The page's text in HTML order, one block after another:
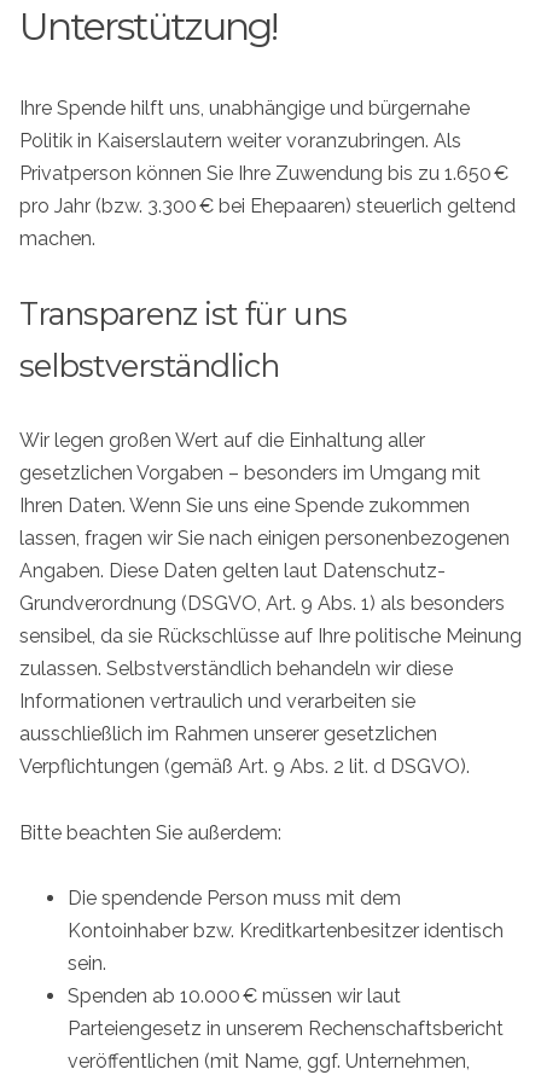
Unterstützung!
Ihre Spende hilft uns, unabhängige und bürgernahe
Politik in Kaiserslautern weiter voranzubringen. Als
Privatperson können Sie Ihre Zuwendung bis zu 1.650 €
pro Jahr (bzw. 3.300 € bei Ehepaaren) steuerlich geltend
machen.
Transparenz ist für uns
selbstverständlich
Wir legen großen Wert auf die Einhaltung aller
gesetzlichen Vorgaben – besonders im Umgang mit
Ihren Daten. Wenn Sie uns eine Spende zukommen
lassen, fragen wir Sie nach einigen personenbezogenen
Angaben. Diese Daten gelten laut Datenschutz-
Grundverordnung (DSGVO, Art. 9 Abs. 1) als besonders
sensibel, da sie Rückschlüsse auf Ihre politische Meinung
zulassen. Selbstverständlich behandeln wir diese
Informationen vertraulich und verarbeiten sie
ausschließlich im Rahmen unserer gesetzlichen
Verpflichtungen (gemäß Art. 9 Abs. 2 lit. d DSGVO).
Bitte beachten Sie außerdem:
Die spendende Person muss mit dem
Kontoinhaber bzw. Kreditkartenbesitzer identisch
sein.
Spenden ab 10.000 € müssen wir laut
Parteiengesetz in unserem Rechenschaftsbericht
veröffentlichen (mit Name, ggf. Unternehmen,